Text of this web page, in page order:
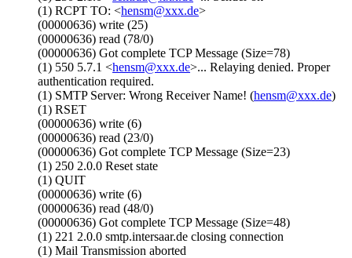
(1) RCPT TO: <hensm@xxx.de>
(00000636) write (25)
(00000636) read (78/0)
(00000636) Got complete TCP Message (Size=78)
(1) 550 5.7.1 <hensm@xxx.de>... Relaying denied. Proper
authentication required.
(1) SMTP Server: Wrong Receiver Name! (hensm@xxx.de)
(1) RSET
(00000636) write (6)
(00000636) read (23/0)
(00000636) Got complete TCP Message (Size=23)
(1) 250 2.0.0 Reset state
(1) QUIT
(00000636) write (6)
(00000636) read (48/0)
(00000636) Got complete TCP Message (Size=48)
(1) 221 2.0.0 smtp.intersaar.de closing connection
(1) Mail Transmission aborted